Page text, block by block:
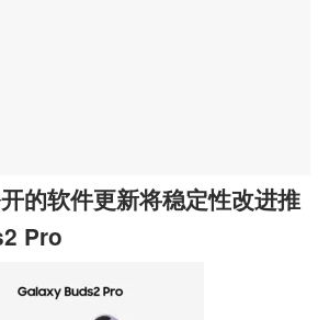
的软件更新将稳定性改进推
Pro